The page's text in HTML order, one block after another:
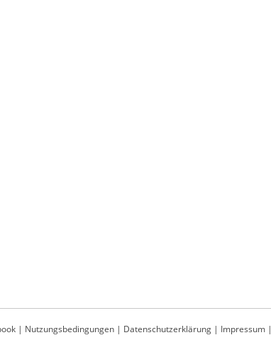
| Nutzungsbedingungen| Datenschutzerklärung| Impressum|